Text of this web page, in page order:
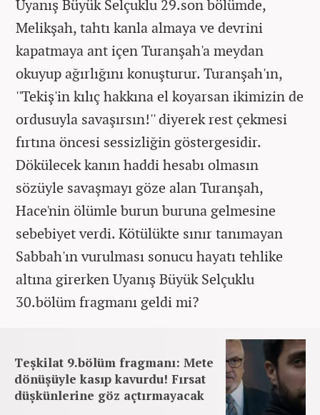
Uyanış Büyük Selçuklu 29.son bölümde,
Melikşah, tahtı kanla almaya ve devrini
kapatmaya ant içen Turanşah'a meydan
okuyup ağırlığını konuşturur. Turanşah'ın,
''Tekiş'in kılıç hakkına el koyarsan ikimizin de
ordusuyla savaşırsın!'' diyerek rest çekmesi
fırtına öncesi sessizliğin göstergesidir.
Dökülecek kanın haddi hesabı olmasın
sözüyle savaşmayı göze alan Turanşah,
Hace'nin ölümle burun buruna gelmesine
sebebiyet verdi. Kötülükte sınır tanımayan
Sabbah'ın vurulması sonucu hayatı tehlike
altına girerken Uyanış Büyük Selçuklu
30.bölüm fragmanı geldi mi?
Teşkilat 9.bölüm fragmanı: Mete
dönüşüyle kasıp kavurdu! Fırsat
düşkünlerine göz açtırmayacak